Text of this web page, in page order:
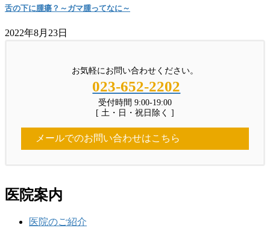
舌の下に腫瘍？～ガマ腫ってなに～
2022年8月23日
お気軽にお問い合わせください。
023-652-2202
受付時間 9:00-19:00
[ 土・日・祝日除く ]
メールでのお問い合わせはこちら
医院案内
医院のご紹介